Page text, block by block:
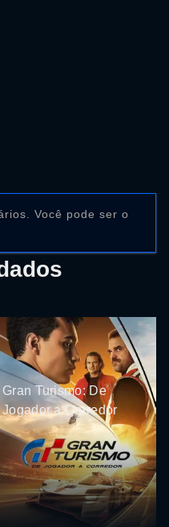
Você pode ser o
Gran Turismo: De
Jogador a Corredor